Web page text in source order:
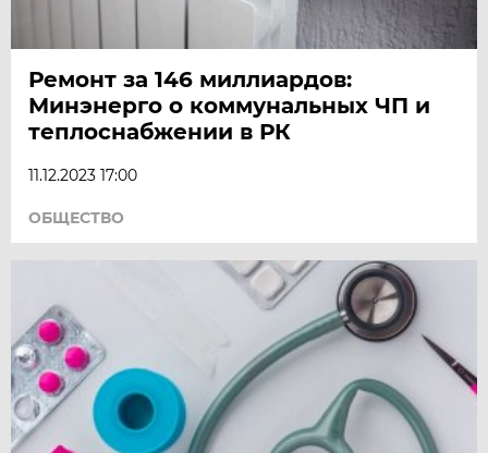
Ремонт за 146 миллиардов:
Минэнерго о коммунальных ЧП и
теплоснабжении в РК
11.12.2023 17:00
ОБЩЕСТВО